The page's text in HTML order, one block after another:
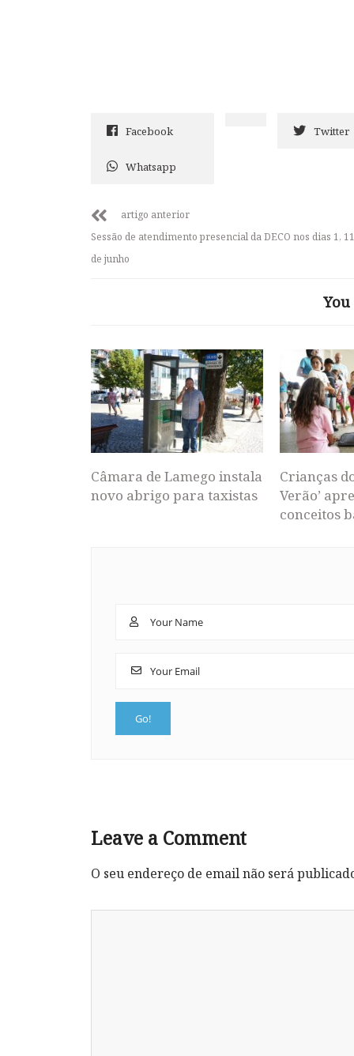
Facebook Twitter
Whatsapp
artigo anterior
Sessão de atendimento presencial da DECO nos dias 1,
de junho
Câmara de Lamego instala
novo abrigo para taxistas
Crianças
Verão’
conceitos
Leave a Comment
O seu endereço de email não será